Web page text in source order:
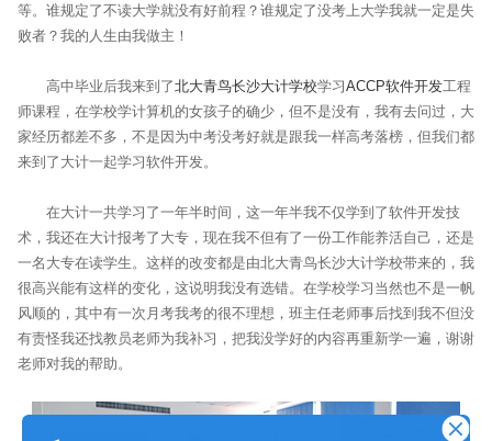
等。谁规定了不读大学就没有好前程？谁规定了没考上大学我就一定是失
败者？我的人生由我做主！
高中毕业后我来到了北大青鸟长沙大计学校学习ACCP软件开发工程
师课程，在学校学计算机的女孩子的确少，但不是没有，我有去问过，大
家经历都差不多，不是因为中考没考好就是跟我一样高考落榜，但我们都
来到了大计一起学习软件开发。
在大计一共学习了一年半时间，这一年半我不仅学到了软件开发技
术，我还在大计报考了大专，现在我不但有了一份工作能养活自己，还是
一名大专在读学生。这样的改变都是由北大青鸟长沙大计学校带来的，我
很高兴能有这样的变化，这说明我没有选错。在学校学习当然也不是一帆
风顺的，其中有一次月考我考的很不理想，班主任老师事后找到我不但没
有责怪我还找教员老师为我补习，把我没学好的内容再重新学一遍，谢谢
老师对我的帮助。